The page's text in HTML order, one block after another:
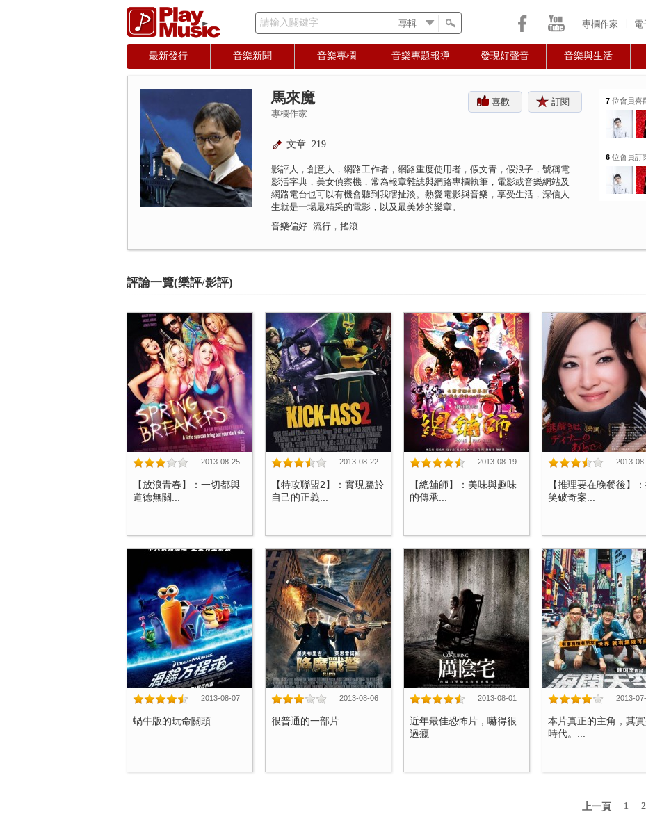
請輸入關鍵字 專欄作家 電
最新發行 音樂新聞 音樂專欄 音樂專題報導 發現好聲音 音樂與生活
馬來魔 喜歡
訂閱
專欄作家
文章: 219
影評人，創意人，網路工作者，網路重度使用者，假文青，假浪子，號稱電
影活字典，美女偵察機，常為報章雜誌與網路專欄執筆，電影或音樂網站及
網路電台也可以有機會聽到我瞎扯淡。熱愛電影與音樂，享受生活，深信人
生就是一場最精采的電影，以及最美妙的樂章。
音樂偏好: 流行，搖滾
7位會員喜
6位會員訂
評論一覽(樂評/影評)
2013-08-25
【放浪青春】：一切都與
道德無關...
2013-08-22
【特攻聯盟2】：實現屬於
自己的正義...
2013-08-19
【總舖師】：美味與趣味
的傳承...
2013-
【推理要在晚餐後】
笑破奇案...
2013-08-07
蝸牛版的玩命關頭...
2013-08-06
很普通的一部片...
2013-08-01
近年最佳恐怖片，嚇得很
過癮
2013-
本片真正的主角，其
時代。...
上一頁 1 2